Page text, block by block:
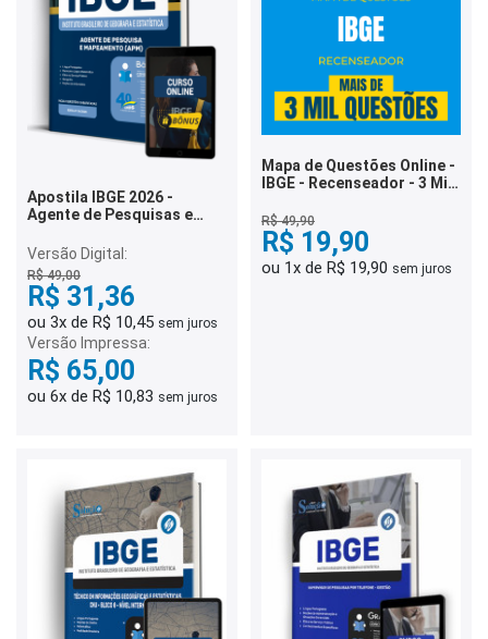
Apostila IBGE 2026 -
Agente de Pesquisas e
Versão Digital:
R$ 49,00
R$ 31,36
ou 3x de R$ 10,45 sem juros
Versão Impressa:
R$ 65,00
ou 6x de R$ 10,83 sem juros
Mapa de Questões Online -
IBGE - Recenseador - 3 Mil
R$ 49,90
R$ 19,90
ou 1x de R$ 19,90 sem juros